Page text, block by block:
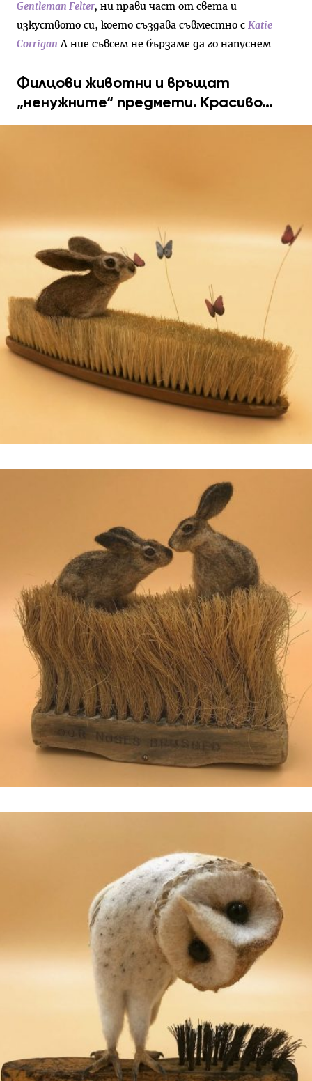
Gentleman Felter, ни прави част от света и
изкуството си, което създава съвместно с Katie
Corrigan А ние съвсем не бързаме да го напуснем…
Филцови животни и връщат
„ненужните“ предмети. Красиво…